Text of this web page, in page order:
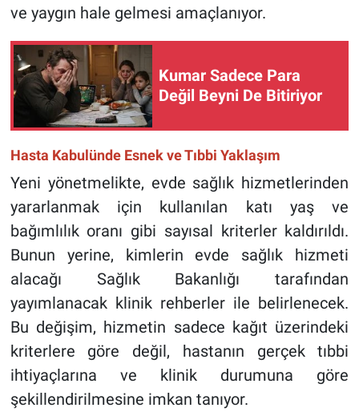
ve yaygın hale gelmesi amaçlanıyor.
Kumar Sadece Para
Değil Beyni De Bitiriyor
Hasta Kabulünde Esnek ve Tıbbi Yaklaşım
Yeni yönetmelikte, evde sağlık hizmetlerinden
yararlanmak için kullanılan katı yaş ve
bağımlılık oranı gibi sayısal kriterler kaldırıldı.
Bunun yerine, kimlerin evde sağlık hizmeti
alacağı Sağlık Bakanlığı tarafından
yayımlanacak klinik rehberler ile belirlenecek.
Bu değişim, hizmetin sadece kağıt üzerindeki
kriterlere göre değil, hastanın gerçek tıbbi
ihtiyaçlarına ve klinik durumuna göre
şekillendirilmesine imkan tanıyor.